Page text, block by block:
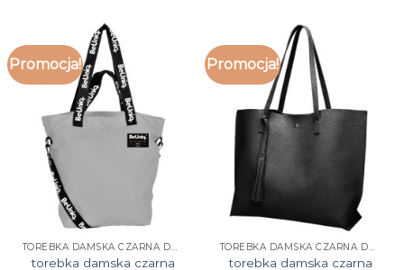
Promocja!
TOREBKA DAMSKA CZARNA DUŻA
torebka damska czarna
Promocja!
TOREBKA DAMSKA CZARNA DUŻA
torebka damska czarna